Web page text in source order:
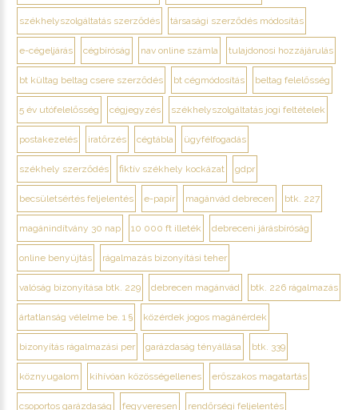
székhelyszolgáltatás szerződés társasági szerződés módosítás
e-cégeljárás cégbíróság nav online számla tulajdonosi hozzájárulás
bt kültag beltag csere szerződés bt cégmódosítás beltag felelősség
5 év utófelelősség cégjegyzés székhelyszolgáltatás jogi feltételek
postakezelés iratőrzés cégtábla ügyfélfogadás
székhely szerződés fiktív székhely kockázat gdpr
becsületsértés feljelentés e-papír magánvád debrecen btk. 227
magánindítvány 30 nap 10 000 ft illeték debreceni járásbíróság
online benyújtás rágalmazás bizonyítási teher
valóság bizonyítása btk. 229 debrecen magánvád btk. 226 rágalmazás
ártatlanság vélelme be. 1 § közérdek jogos magánérdek
bizonyítás rágalmazási per garázdaság tényállása btk. 339
köznyugalom kihívóan közösségellenes erőszakos magatartás
csoportos garázdaság fegyveresen rendőrségi feljelentés